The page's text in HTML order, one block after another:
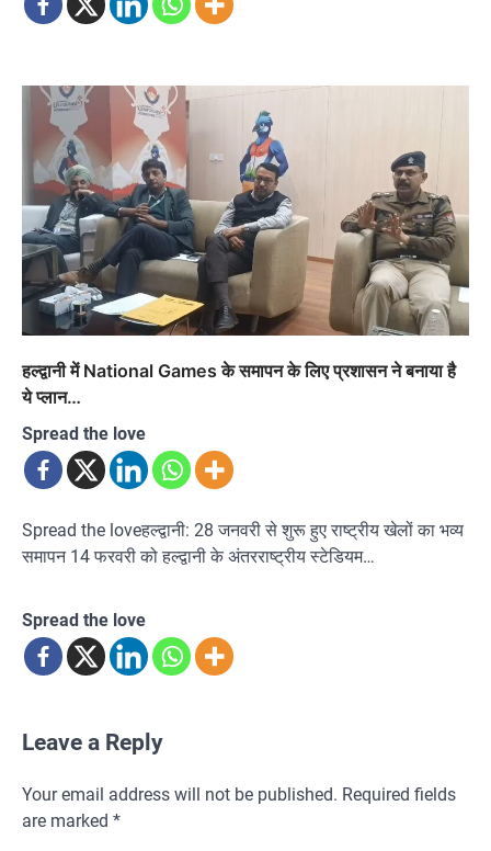
हल्द्वानी में National Games के समापन के लिए प्रशासन ने बनाया है
ये प्लान…
Spread the love
Spread the loveहल्द्वानी: 28 जनवरी से शुरू हुए राष्ट्रीय खेलों का भव्य
समापन 14 फरवरी को हल्द्वानी के अंतरराष्ट्रीय स्टेडियम…
Spread the love
Leave a Reply
Your email address will not be published. Required fields
are marked *